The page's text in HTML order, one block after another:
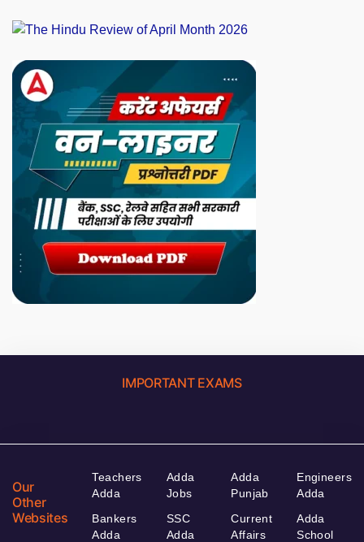
IMPORTANT EXAMS
Our
Other
Websites
Teachers
Adda
Bankers
Adda
Adda
Jobs
SSC
Adda
Adda
Punjab
Current
Affairs
Engineers
Adda
Adda
School